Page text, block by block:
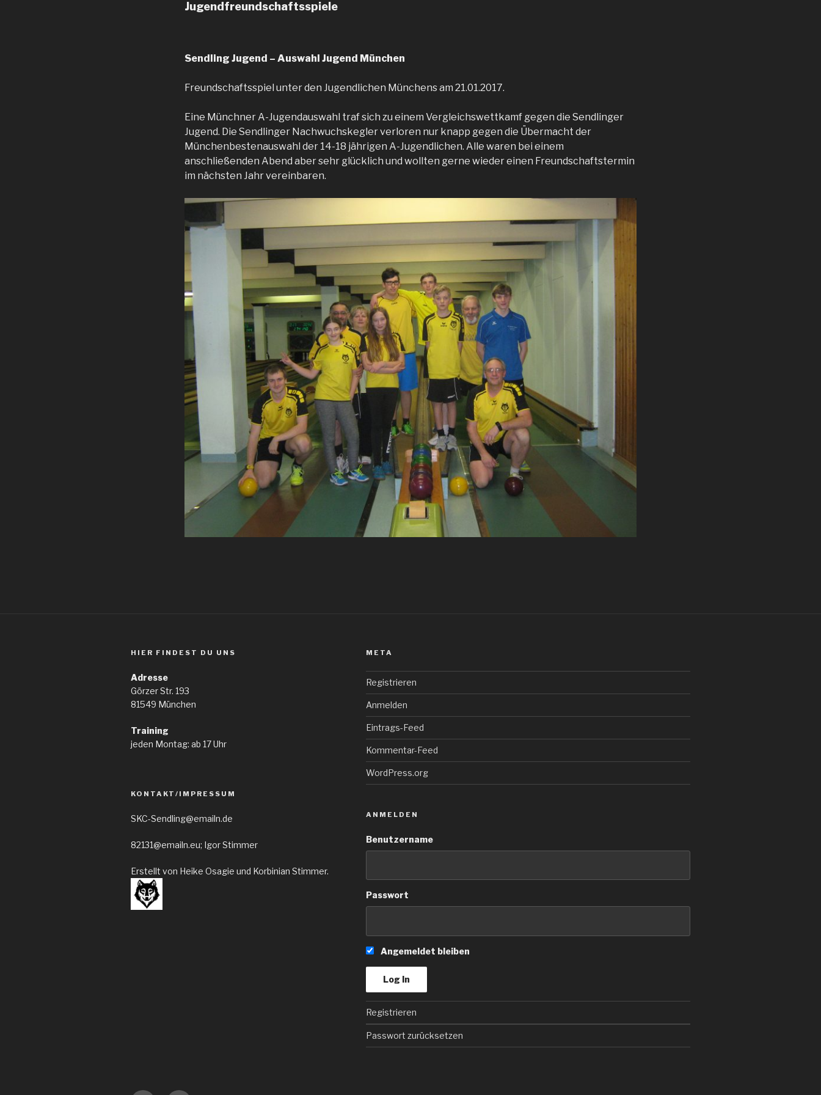
Jugendfreundschaftsspiele
Sendling Jugend – Auswahl Jugend München
Freundschaftsspiel unter den Jugendlichen Münchens am 21.01.2017.
Eine Münchner A-Jugendauswahl traf sich zu einem Vergleichswettkamf gegen die Sendlinger
Jugend. Die Sendlinger Nachwuchskegler verloren nur knapp gegen die Übermacht der
Münchenbestenauswahl der 14-18 jährigen A-Jugendlichen. Alle waren bei einem
anschließenden Abend aber sehr glücklich und wollten gerne wieder einen Freundschaftstermin
im nächsten Jahr vereinbaren.
HIER FINDEST DU UNS
Adresse
Görzer Str. 193
81549 München
Training
jeden Montag: ab 17 Uhr
KONTAKT/IMPRESSUM
SKC-Sendling@emailn.de
82131@emailn.eu; Igor Stimmer
Erstellt von Heike Osagie und Korbinian Stimmer.
META
Registrieren
Anmelden
Eintrags-Feed
Kommentar-Feed
WordPress.org
ANMELDEN
Benutzername
Passwort
Angemeldet bleiben
Registrieren
Passwort zurücksetzen